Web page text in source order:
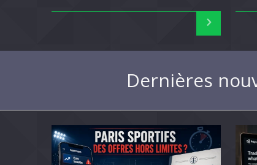
Dernières